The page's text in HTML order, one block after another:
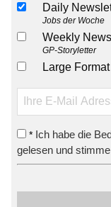
Daily
Jobs der Woche
Weekly
GP-Storyletter
Large
* Ich habe die
gelesen und